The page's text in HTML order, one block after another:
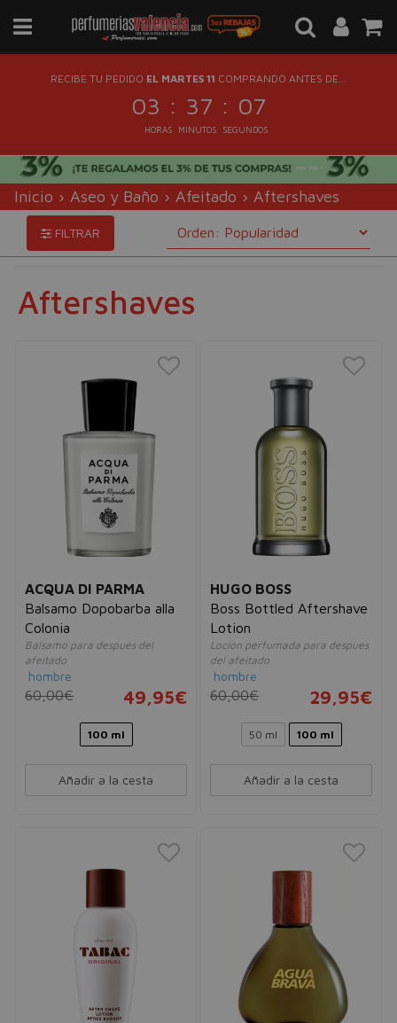
RECIBE TU PEDIDO EL MARTES 11 COMPRANDO ANTES DE...
03 : 37 : 06
HORAS MINUTOS SEGUNDOS
Inicio › Aseo y Baño › Afeitado › Aftershaves
FILTRAR
Aftershaves
ACQUA DI PARMA
Balsamo Dopobarba alla
Colonia
Bálsamo para después del
afeitado
hombre
60,00€ 49,95€
100 ml
Añadir a la cesta
HUGO BOSS
Boss Bottled Aftershave
Lotion
Loción perfumada para después
del afeitado
hombre
60,00€ 29,95€
50 ml 100 ml
Añadir a la cesta